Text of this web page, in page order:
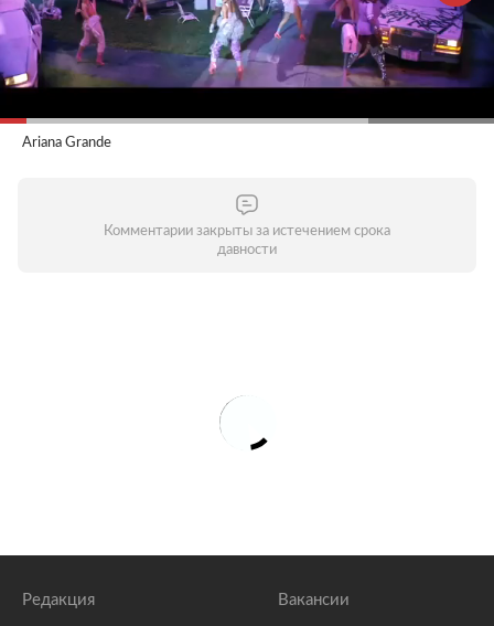
Ariana Grande
Комментарии закрыты за истечением срока
давности
Редакция Вакансии